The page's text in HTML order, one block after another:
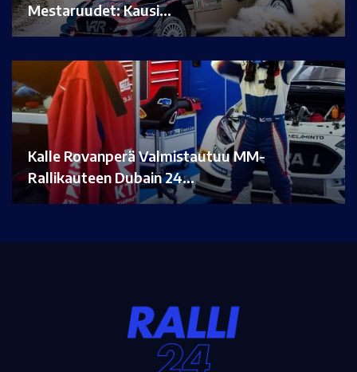
Mestaruudet: Kausi…
Kalle Rovanperä Valmistautuu MM-
Rallikauteen Dubain 24…